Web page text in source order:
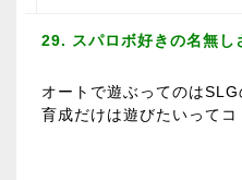
29. スパロボ好きの名無し
オートで遊ぶってのは
育成だけは遊びたいってコ